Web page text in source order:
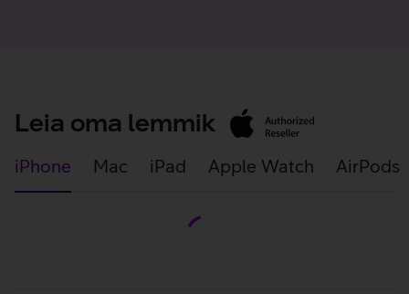
Leia oma lemmik
Apple
Authorized
Reseller
Apple
iPhone Mac iPad Apple Watch AirPods